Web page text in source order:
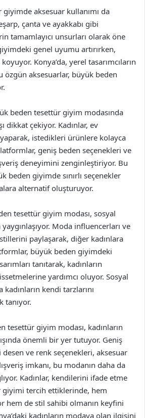
aksesuar kullanımı da
çanta ve ayakkabı gibi
tamamlayıcı unsurları olarak öne
genel uyumu artırırken,
Konya’da, yerel tasarımcıların
aksesuarlar, büyük beden
beden tesettür giyim modasında
dikkat çekiyor. Kadınlar, ev
istedikleri ürünlere kolayca
geniş beden seçenekleri ve
deneyimini zenginleştiriyor. Bu
beden giyimde sınırlı seçenekler
alternatif oluşturuyor.
tesettür giyim modası, sosyal
yaygınlaşıyor. Moda influencerları ve
paylaşarak, diğer kadınlara
büyük beden giyimdeki
tanıtarak, kadınların
yardımcı oluyor. Sosyal
kendi tarzlarını
tanıyor.
tesettür giyim modası, kadınların
önemli bir yer tutuyor. Geniş
ve renk seçenekleri, aksesuar
imkanı, bu modanın daha da
Kadınlar, kendilerini ifade etme
tercih ettiklerinde, hem
hem de stil sahibi olmanın keyfini
kadınların modaya olan ilgisini